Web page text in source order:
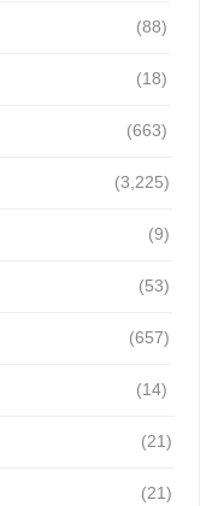
(88)
(18)
(663)
(3,225)
(9)
(53)
(657)
(14)
(21)
(21)